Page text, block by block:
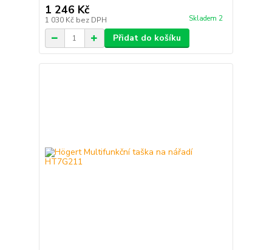
1 246 Kč
1 030 Kč bez DPH Skladem 2
Přidat do košíku